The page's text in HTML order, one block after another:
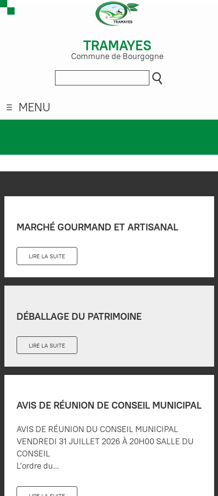
TRAMAYES
Commune de Bourgogne
MENU
MARCHÉ GOURMAND ET ARTISANAL
LIRE LA SUITE
DÉBALLAGE DU PATRIMOINE
LIRE LA SUITE
AVIS DE RÉUNION DE CONSEIL MUNICIPAL
AVIS DE RÉUNION DU CONSEIL MUNICIPAL
VENDREDI 31 JUILLET 2026 À 20H00 SALLE DU
CONSEIL
L’ordre du...